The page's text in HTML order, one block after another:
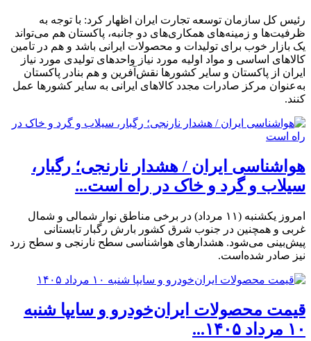
رئیس کل سازمان توسعه تجارت ایران اظهار کرد: با توجه به
ظرفیت‌ها و زمینه‌های همکاری‌های دو جانبه، پاکستان هم می‌تواند
یک بازار خوب برای تولیدات و محصولات ایرانی باشد و هم در تامین
کالاهای اساسی و مواد اولیه مورد نیاز واحدهای تولیدی مورد نیاز
ایران از پاکستان و سایر کشورها نقش‌آفرین و هم بنادر پاکستان
به‌عنوان مرکز صادرات مجدد کالاهای ایرانی به سایر کشورها عمل
کنند.
هواشناسی ایران / هشدار نارنجی؛ رگبار،
سیلاب و گرد و خاک در راه است...
امروز یکشنبه (۱۱ مرداد) در برخی مناطق نوار شمالی و شمال
غربی و همچنین در جنوب شرق کشور بارش رگبار تابستانی
پیش‌بینی می‌شود. هشدارهای هواشناسی سطح نارنجی و سطح زرد
نیز صادر شده‌است.
قیمت محصولات ایران‌خودرو و سایپا شنبه
۱۰ مرداد ۱۴۰۵...